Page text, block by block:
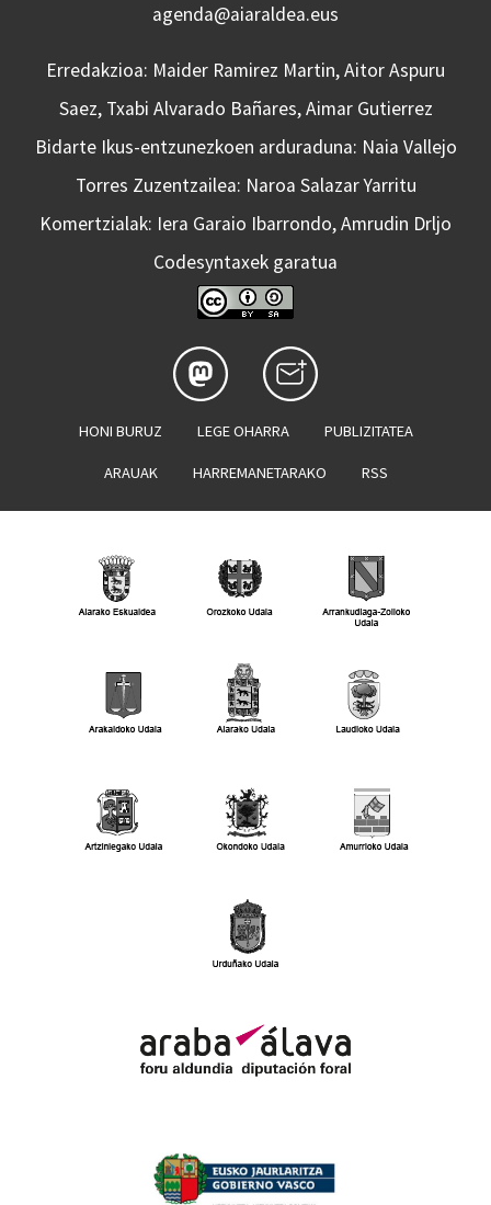
agenda@aiaraldea.eus
Erredakzioa: Maider Ramirez Martin, Aitor Aspuru
Saez, Txabi Alvarado Bañares, Aimar Gutierrez
Bidarte Ikus-entzunezkoen arduraduna: Naia Vallejo
Torres Zuzentzailea: Naroa Salazar Yarritu
Komertzialak: Iera Garaio Ibarrondo, Amrudin Drljo
Codesyntaxek garatua
HONI BURUZ LEGE OHARRA PUBLIZITATEA
ARAUAK HARREMANETARAKO RSS